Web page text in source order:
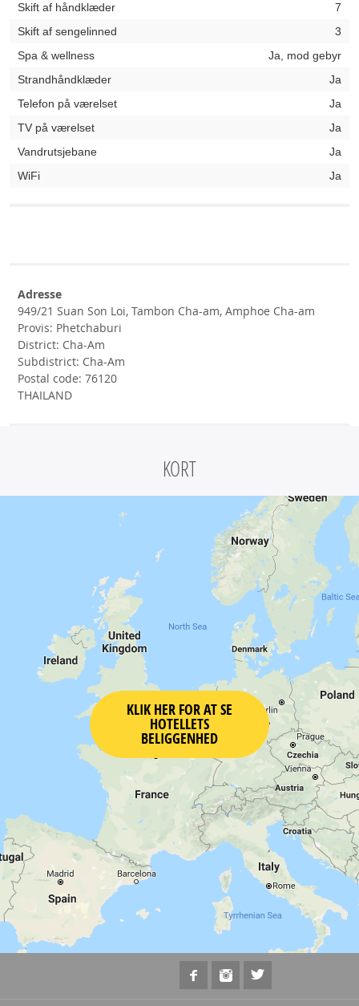
Skift af håndklæder
7
Skift af sengelinned
3
Spa & wellness
Ja, mod gebyr
Strandhåndklæder
Ja
Telefon på værelset
Ja
TV på værelset
Ja
Vandrutsjebane
Ja
WiFi
Ja
Adresse
949/21 Suan Son Loi, Tambon Cha-am, Amphoe Cha-am
Provis: Phetchaburi
District: Cha-Am
Subdistrict: Cha-Am
Postal code: 76120
THAILAND
KORT
KLIK HER FOR AT SE
HOTELLETS
BELIGGENHED